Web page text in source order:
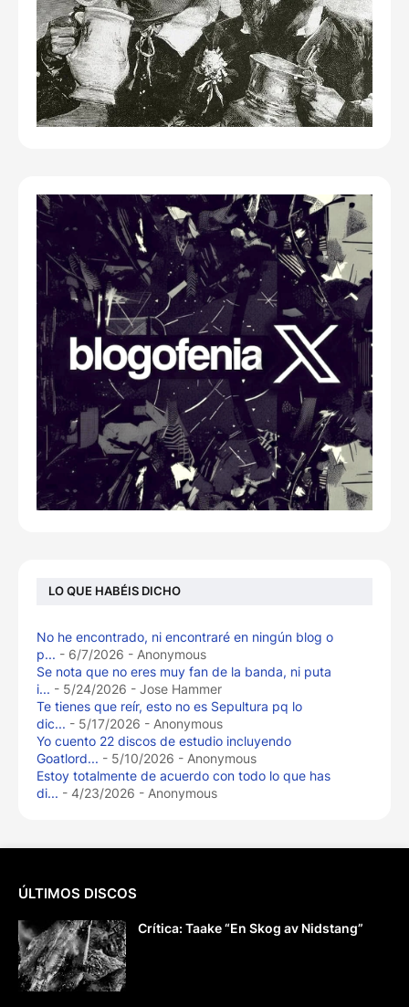
LO QUE HABÉIS DICHO
No he encontrado, ni encontraré en ningún blog o
p... - 6/7/2026 - Anonymous
Se nota que no eres muy fan de la banda, ni puta
i... - 5/24/2026 - Jose Hammer
Te tienes que reír, esto no es Sepultura pq lo
dic... - 5/17/2026 - Anonymous
Yo cuento 22 discos de estudio incluyendo
Goatlord... - 5/10/2026 - Anonymous
Estoy totalmente de acuerdo con todo lo que has
di... - 4/23/2026 - Anonymous
ÚLTIMOS DISCOS
Crítica: Taake “En Skog av Nidstang”